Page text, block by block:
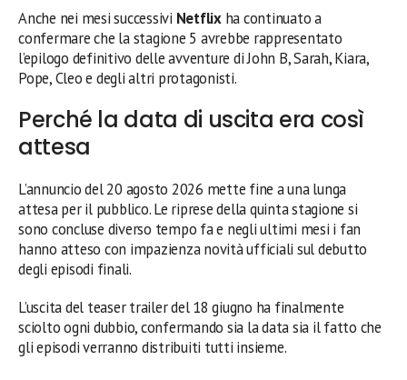
Anche nei mesi successivi Netflixha continuato a
confermare che la stagione 5 avrebbe rappresentato
l’epilogo definitivo delle avventure di John B, Sarah, Kiara,
Pope, Cleo e degli altri protagonisti.
Perché la data di uscita era così
attesa
L’annuncio del 20 agosto 2026 mette fine a una lunga
attesa per il pubblico. Le riprese della quinta stagione si
sono concluse diverso tempo fa e negli ultimi mesi i fan
hanno atteso con impazienza novità ufficiali sul debutto
degli episodi finali.
L’uscita del teaser trailer del 18 giugno ha finalmente
sciolto ogni dubbio, confermando sia la data sia il fatto che
gli episodi verranno distribuiti tutti insieme.